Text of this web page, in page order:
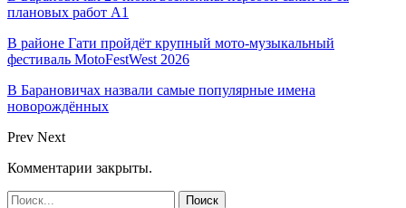
плановых работ A1
В районе Гати пройдёт крупный мото-музыкальный
фестиваль MotoFestWest 2026
В Барановичах назвали самые популярные имена
новорождённых
Prev Next
Комментарии закрыты.